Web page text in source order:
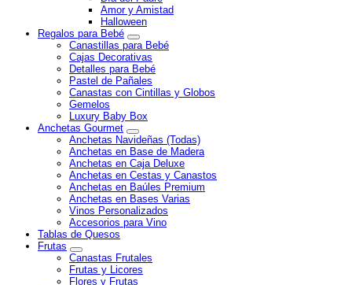
Amor y Amistad
Halloween
Regalos para Bebé
Canastillas para Bebé
Cajas Decorativas
Detalles para Bebé
Pastel de Pañales
Canastas con Cintillas y Globos
Gemelos
Luxury Baby Box
Anchetas Gourmet
Anchetas Navideñas (Todas)
Anchetas en Base de Madera
Anchetas en Caja Deluxe
Anchetas en Cestas y Canastos
Anchetas en Baúles Premium
Anchetas en Bases Varias
Vinos Personalizados
Accesorios para Vino
Tablas de Quesos
Frutas
Canastas Frutales
Frutas y Licores
Flores y Frutas